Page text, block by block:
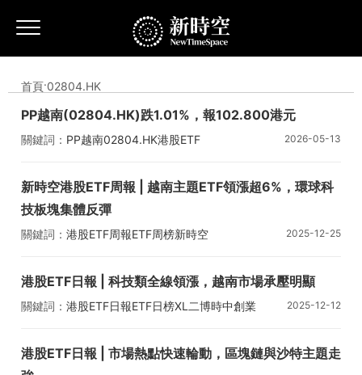
首頁·02804.HK
PP越南(02804.HK)跌1.01%，報102.800港元
關鍵詞： PP越南02804.HK港股ETF 2026-05-13
新時空港股ETF周報 | 越南主題ETF領漲超6%，環球科
技板塊集體反彈
關鍵詞： 港股ETF周報ETF周榜新時空
2025-12-25
港股ETF日報 | 科技類全線領漲，越南市場承壓明顯
關鍵詞： 港股ETF日報ETF日榜XL二博時中創業
2025-12-12
港股ETF日報 | 市場熱點快速輪動，區塊鏈與沙特主題走